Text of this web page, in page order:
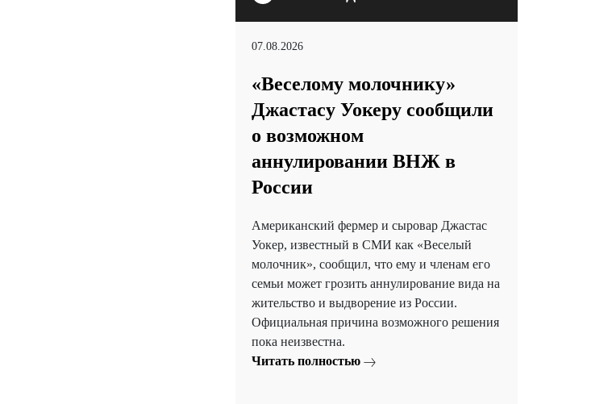
07.08.2026
«Веселому молочнику»
Джастасу Уокеру сообщили
о возможном
аннулировании ВНЖ в
России
Американский фермер и сыровар Джастас
Уокер, известный в СМИ как «Веселый
молочник», сообщил, что ему и членам его
семьи может грозить аннулирование вида на
жительство и выдворение из России.
Официальная причина возможного решения
пока неизвестна.
Читать полностью